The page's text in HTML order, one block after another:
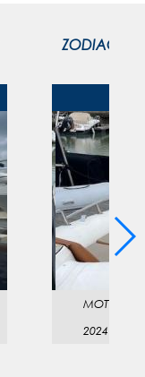
ZODIAC
MOTEUR
2024